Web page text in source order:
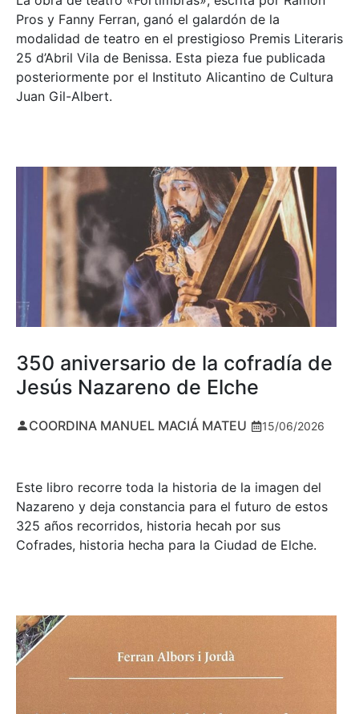
Pros y Fanny Ferran, ganó el galardón de la
modalidad de teatro en el prestigioso Premis Literaris
25 d’Abril Vila de Benissa. Esta pieza fue publicada
posteriormente por el Instituto Alicantino de Cultura
Juan Gil-Albert.
350 aniversario de la cofradía de
Jesús Nazareno de Elche
COORDINA MANUEL MACIÁ MATEU 15/06/2026
Este libro recorre toda la historia de la imagen del
Nazareno y deja constancia para el futuro de estos
325 años recorridos, historia hecah por sus
Cofrades, historia hecha para la Ciudad de Elche.